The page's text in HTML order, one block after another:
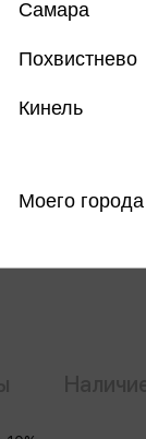
Самара
Похвистнево
Кинель
Моего